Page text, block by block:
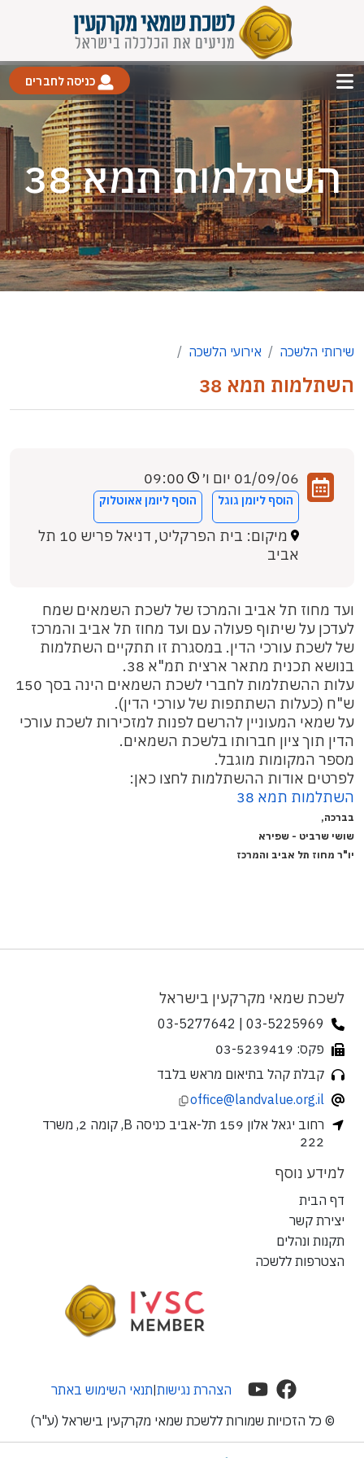
כניסה לחברים
השתלמות תמא 38
שירותי הלשכה אירועי הלשכה
השתלמות תמא 38
01/09/06 יום ו׳ 09:00
הוסף ליומן גוגל הוסף ליומן אאוטלוק
מיקום: בית הפרקליט, דניאל פריש 10 תל
אביב
ועד מחוז תל אביב והמרכז של לשכת השמאים שמח
לעדכן על שיתוף פעולה עם ועד מחוז תל אביב והמרכז
של לשכת עורכי הדין. במסגרת זו תתקיים השתלמות
בנושא תכנית מתאר ארצית תמ"א 38.
עלות ההשתלמות לחברי לשכת השמאים הינה בסך 150
ש"ח (כעלות השתתפות של עורכי הדין).
על שמאי המעוניין להרשם לפנות למזכירות לשכת עורכי
הדין תוך ציון חברותו בלשכת השמאים.
מספר המקומות מוגבל.
לפרטים אודות ההשתלמות לחצו כאן:
השתלמות תמא 38
בברכה,
שושי שרביט - שפירא
יו"ר מחוז תל אביב והמרכז
לשכת שמאי מקרקעין בישראל
03-5225969 | 03-5277642
פקס: 03-5239419
קבלת קהל בתיאום מראש בלבד
office@landvalue.org.il
רחוב יגאל אלון 159 תל-אביב כניסה B, קומה 2, משרד
222
למידע נוסף
דף הבית
יצירת קשר
תקנות ונהלים
הצטרפות ללשכה
© כל הזכויות שמורות ללשכת שמאי מקרקעין בישראל (ע"ר)
הצהרת נגישות|תנאי השימוש באתר